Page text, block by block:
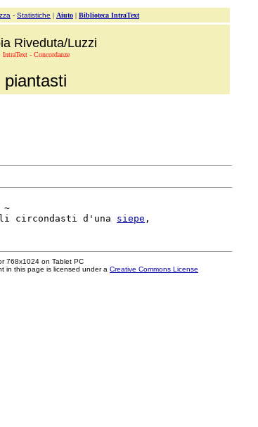
- Statistiche | Aiuto | Biblioteca IntraText
Riveduta/Luzzi
IntraText - Concordanze
piantasti
~
circondasti d'una siepe
768x1024 on Tablet PC
in this page is licensed under a Creative Commons License